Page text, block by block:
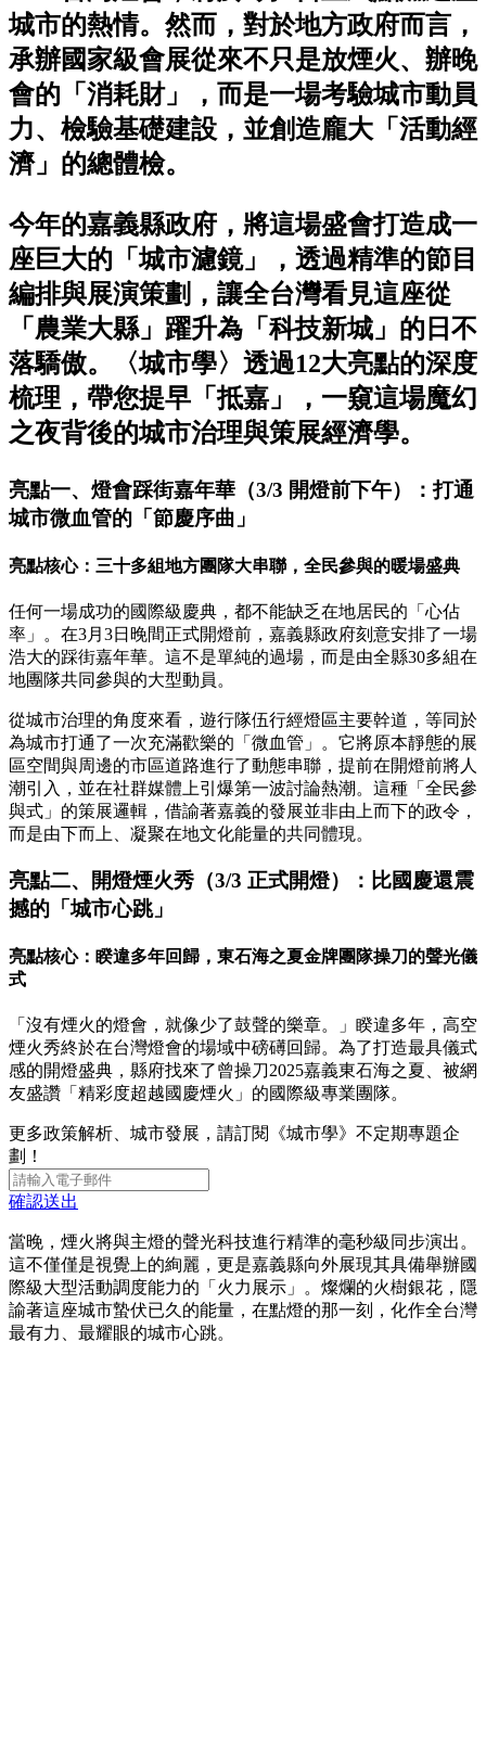
城市的熱情。然而，對於地方政府而言，
承辦國家級會展從來不只是放煙火、辦晚
會的「消耗財」，而是一場考驗城市動員
力、檢驗基礎建設，並創造龐大「活動經
濟」的總體檢。
今年的嘉義縣政府，將這場盛會打造成一
座巨大的「城市濾鏡」，透過精準的節目
編排與展演策劃，讓全台灣看見這座從
「農業大縣」躍升為「科技新城」的日不
落驕傲。〈城市學〉透過12大亮點的深度
梳理，帶您提早「抵嘉」，一窺這場魔幻
之夜背後的城市治理與策展經濟學。
亮點一、燈會踩街嘉年華（3/3 開燈前下午）：打通
城市微血管的「節慶序曲」
亮點核心：三十多組地方團隊大串聯，全民參與的暖場盛典
任何一場成功的國際級慶典，都不能缺乏在地居民的「心佔
率」。在3月3日晚間正式開燈前，嘉義縣政府刻意安排了一場
浩大的踩街嘉年華。這不是單純的過場，而是由全縣30多組在
地團隊共同參與的大型動員。
從城市治理的角度來看，遊行隊伍行經燈區主要幹道，等同於
為城市打通了一次充滿歡樂的「微血管」。它將原本靜態的展
區空間與周邊的市區道路進行了動態串聯，提前在開燈前將人
潮引入，並在社群媒體上引爆第一波討論熱潮。這種「全民參
與式」的策展邏輯，借諭著嘉義的發展並非由上而下的政令，
而是由下而上、凝聚在地文化能量的共同體現。
亮點二、開燈煙火秀（3/3 正式開燈）：比國慶還震
撼的「城市心跳」
亮點核心：睽違多年回歸，東石海之夏金牌團隊操刀的聲光儀
式
「沒有煙火的燈會，就像少了鼓聲的樂章。」睽違多年，高空
煙火秀終於在台灣燈會的場域中磅礡回歸。為了打造最具儀式
感的開燈盛典，縣府找來了曾操刀2025嘉義東石海之夏、被網
友盛讚「精彩度超越國慶煙火」的國際級專業團隊。
更多政策解析、城市發展，請訂閱《城市學》不定期專題企
劃！
確認送出
當晚，煙火將與主燈的聲光科技進行精準的毫秒級同步演出。
這不僅僅是視覺上的絢麗，更是嘉義縣向外展現其具備舉辦國
際級大型活動調度能力的「火力展示」。燦爛的火樹銀花，隱
諭著這座城市蟄伏已久的能量，在點燈的那一刻，化作全台灣
最有力、最耀眼的城市心跳。